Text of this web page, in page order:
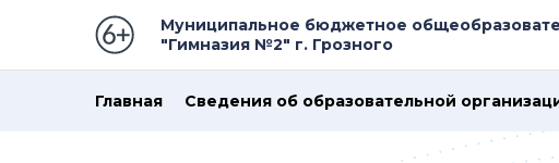
Муниципальное бюджетное
"Гимназия №2" г. Грозного
Главная Сведения об образовательной